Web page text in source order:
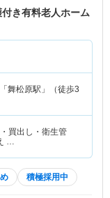
き有料老人ホーム
舞松原駅」（徒歩3
買出し・衛生管
…
積極採用中